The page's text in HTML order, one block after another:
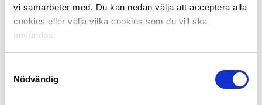
vi samarbeter med. Du kan nedan välja att acceptera alla
cookies eller välja vilka cookies som du vill ska
användas.
Nödvändig
April: Henrik Rydström, Malmö FF
Juli: Jimmy Thelin, IF Elfsborg